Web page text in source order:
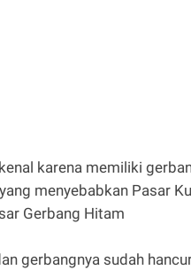
karena memiliki
menyebabkan Pasar
Gerbang Hitam
gerbangnya sudah